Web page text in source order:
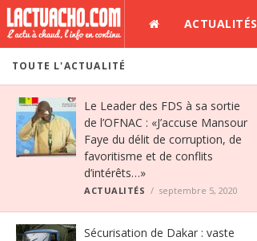
ACTUALITÉS
TOUTE L'ACTUALITÉ
Le Leader des FDS à sa sortie
de l’OFNAC : «J’accuse Mansour
Faye du délit de corruption, de
favoritisme et de conflits
d’intérêts…»
ACTUALITÉS septembre 5, 2020
Sécurisation de Dakar : vaste